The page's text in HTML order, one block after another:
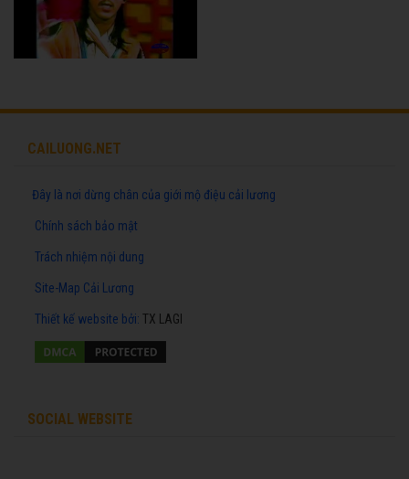
CAILUONG.NET
Đây là nơi dừng chân của giới mộ điệu cải lương
Chính sách bảo mật
Trách nhiệm nội dung
Site-Map Cải Lương
Thiết kế website bởi: TX LAGI
SOCIAL WEBSITE